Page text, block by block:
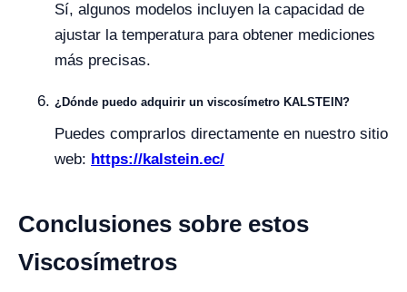
Sí, algunos modelos incluyen la capacidad de
ajustar la temperatura para obtener mediciones
más precisas.
¿Dónde puedo adquirir un viscosímetro KALSTEIN?
Puedes comprarlos directamente en nuestro sitio
web: https://kalstein.ec/
Conclusiones sobre estos
Viscosímetros